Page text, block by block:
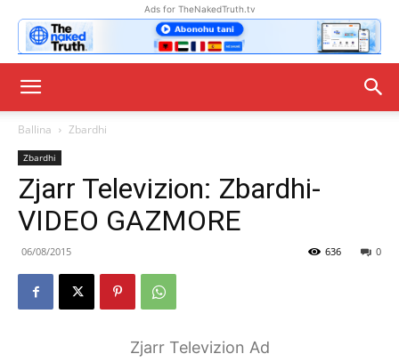
Ads for TheNakedTruth.tv
Ballina Zbardhi
Zbardhi
Zjarr Televizion: Zbardhi-
VIDEO GAZMORE
06/08/2015 0
636
Zjarr Televizion Ad